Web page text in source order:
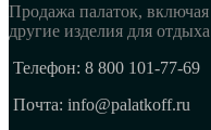
Продажа палаток,
другие изделия для
Телефон: 8 800 101-77-69
Почта: info@palatkoff.ru